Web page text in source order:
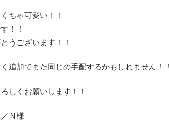
ちゃ可愛い！！
！！
うございます！！
追加でまた同じの手配するかもしれません！！
しくお願いします！！
Ｎ様